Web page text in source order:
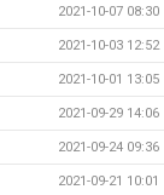
2021-10-07 08:30
2021-10-03 12:52
2021-10-01 13:05
2021-09-29 14:06
2021-09-24 09:36
2021-09-21 10:01